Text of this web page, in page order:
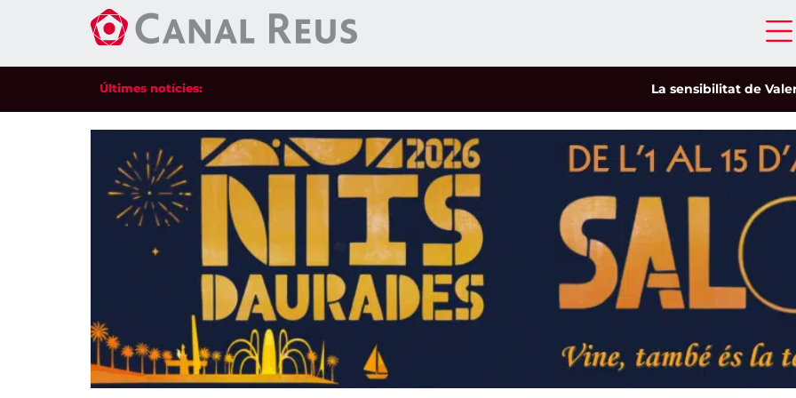
Últimes notícies: La sensibilitat de Valeria